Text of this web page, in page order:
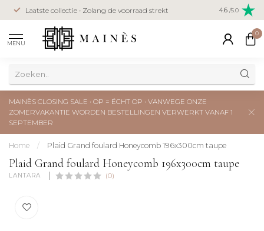
Laatste collectie • Zolang de voorraad strekt Veilig
creditcard
4.6 /5.0
MENU
0
MAINÈS CLOSING SALE • OP = ÉCHT OP • VANWEGE ONZE
ZOMERVAKANTIE WORDEN BESTELLINGEN VERWERKT VANAF 1
SEPTEMBER
Home / Plaid Grand foulard Honeycomb 196x300cm taupe
Plaid Grand foulard Honeycomb 196x300cm taupe
LANTARA (0)